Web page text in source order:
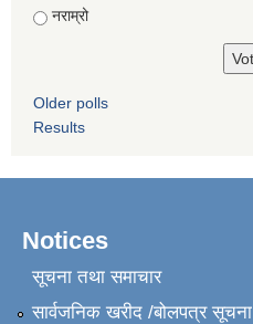
नराम्रो
Older polls
Results
Notices
सूचना तथा समाचार
सार्वजनिक खरीद /बोलपत्र सूचना